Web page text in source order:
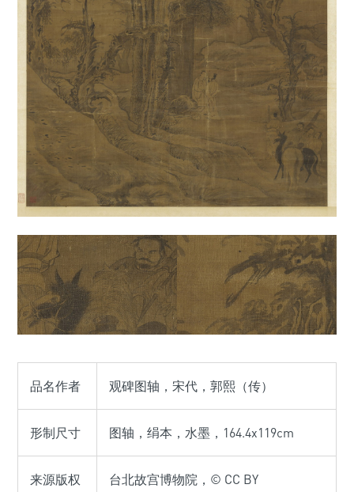
品名作者 观碑图轴，宋代，郭熙（传）
形制尺寸 图轴，绢本，水墨，164.4x119cm
来源版权 台北故宫博物院，© CC BY